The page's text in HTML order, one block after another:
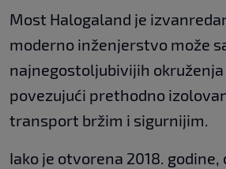
Most Halogaland je
moderno inženjerstvo može
najnegostoljubivijih okruženja
povezujući prethodno
transport bržim i sigurnijim.
Iako je otvorena 2018.